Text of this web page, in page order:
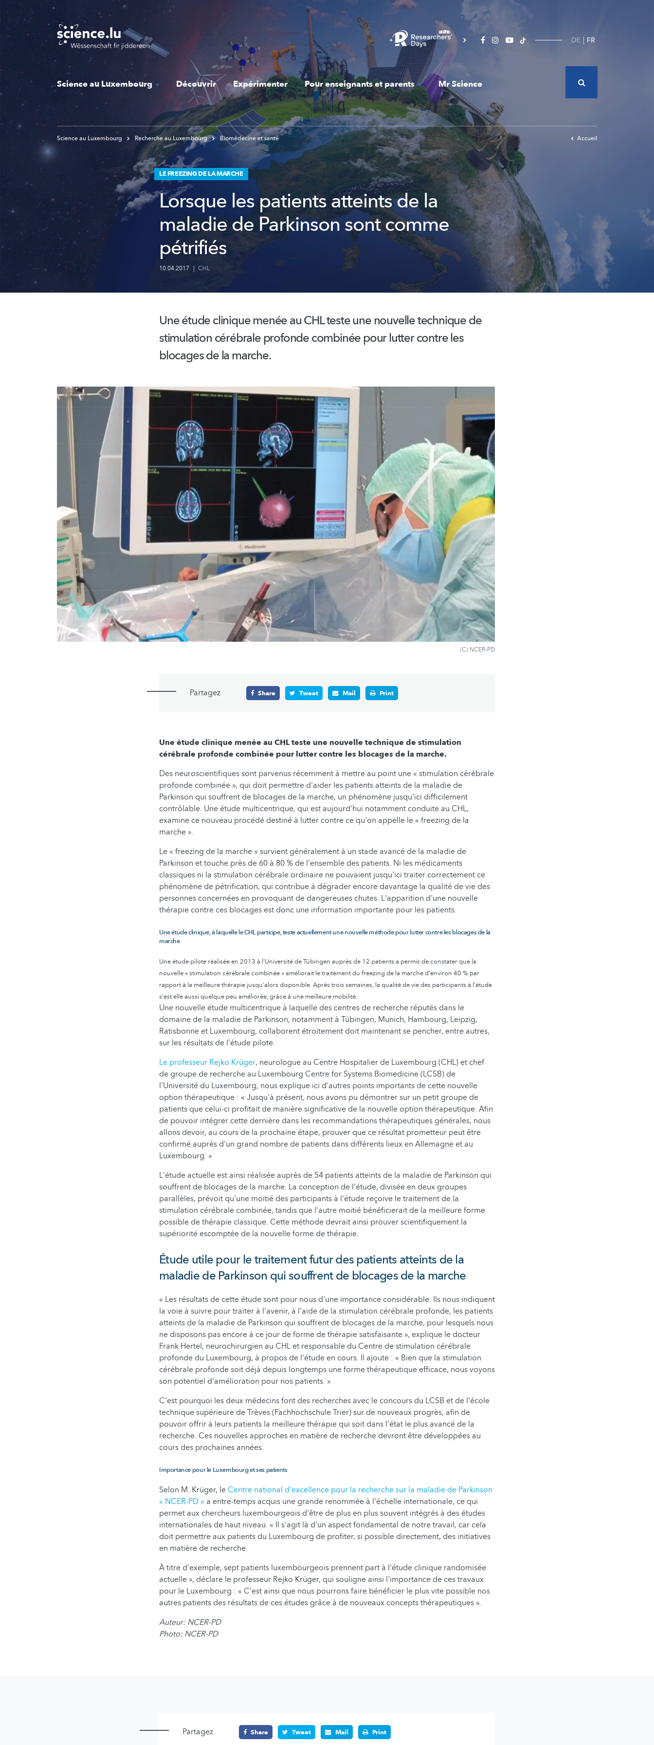
Skip
to
main
content
DE FR
Science au Luxembourg Découvrir Expérimenter Pour enseignants et parents Mr Science
Science au Luxembourg Recherche au Luxembourg Biomédecine et santé Accueil
LE FREEZING DE LA MARCHE
Lorsque les patients atteints de la
maladie de Parkinson sont comme
pétrifiés
10.04.2017 | CHL
Une étude clinique menée au CHL teste une nouvelle technique de
stimulation cérébrale profonde combinée pour lutter contre les
blocages de la marche.
(C) NCER-PD
Partagez Share Tweet Mail Print
Une étude clinique menée au CHL teste une nouvelle technique de stimulation
cérébrale profonde combinée pour lutter contre les blocages de la marche.
Des neuroscientifiques sont parvenus récemment à mettre au point une « stimulation cérébrale
profonde combinée », qui doit permettre d'aider les patients atteints de la maladie de
Parkinson qui souffrent de blocages de la marche, un phénomène jusqu'ici difficilement
contrôlable. Une étude multicentrique, qui est aujourd'hui notamment conduite au CHL,
examine ce nouveau procédé destiné à lutter contre ce qu'on appelle le « freezing de la
marche ».
Le « freezing de la marche » survient généralement à un stade avancé de la maladie de
Parkinson et touche près de 60 à 80 % de l'ensemble des patients. Ni les médicaments
classiques ni la stimulation cérébrale ordinaire ne pouvaient jusqu'ici traiter correctement ce
phénomène de pétrification, qui contribue à dégrader encore davantage la qualité de vie des
personnes concernées en provoquant de dangereuses chutes. L'apparition d'une nouvelle
thérapie contre ces blocages est donc une information importante pour les patients.
Une étude clinique, à laquelle le CHL participe, teste actuellement une nouvelle méthode pour lutter contre les blocages de la
marche
Une étude pilote réalisée en 2013 à l'Université de Tübingen auprès de 12 patients a permis de constater que la
nouvelle « stimulation cérébrale combinée » améliorait le traitement du freezing de la marche d'environ 40 % par
rapport à la meilleure thérapie jusqu'alors disponible. Après trois semaines, la qualité de vie des participants à l'étude
s'est elle aussi quelque peu améliorée, grâce à une meilleure mobilité.
Une nouvelle étude multicentrique à laquelle des centres de recherche réputés dans le
domaine de la maladie de Parkinson, notamment à Tübingen, Munich, Hambourg, Leipzig,
Ratisbonne et Luxembourg, collaborent étroitement doit maintenant se pencher, entre autres,
sur les résultats de l'étude pilote.
Le professeur Rejko Krüger, neurologue au Centre Hospitalier de Luxembourg (CHL) et chef
de groupe de recherche au Luxembourg Centre for Systems Biomedicine (LCSB) de
l'Université du Luxembourg, nous explique ici d'autres points importants de cette nouvelle
option thérapeutique : « Jusqu'à présent, nous avons pu démontrer sur un petit groupe de
patients que celui-ci profitait de manière significative de la nouvelle option thérapeutique. Afin
de pouvoir intégrer cette dernière dans les recommandations thérapeutiques générales, nous
allons devoir, au cours de la prochaine étape, prouver que ce résultat prometteur peut être
confirmé auprès d'un grand nombre de patients dans différents lieux en Allemagne et au
Luxembourg. »
L'étude actuelle est ainsi réalisée auprès de 54 patients atteints de la maladie de Parkinson qui
souffrent de blocages de la marche. La conception de l'étude, divisée en deux groupes
parallèles, prévoit qu'une moitié des participants à l'étude reçoive le traitement de la
stimulation cérébrale combinée, tandis que l'autre moitié bénéficierait de la meilleure forme
possible de thérapie classique. Cette méthode devrait ainsi prouver scientifiquement la
supériorité escomptée de la nouvelle forme de thérapie.
Étude utile pour le traitement futur des patients atteints de la
maladie de Parkinson qui souffrent de blocages de la marche
« Les résultats de cette étude sont pour nous d'une importance considérable. Ils nous indiquent
la voie à suivre pour traiter à l'avenir, à l'aide de la stimulation cérébrale profonde, les patients
atteints de la maladie de Parkinson qui souffrent de blocages de la marche, pour lesquels nous
ne disposons pas encore à ce jour de forme de thérapie satisfaisante », explique le docteur
Frank Hertel, neurochirurgien au CHL et responsable du Centre de stimulation cérébrale
profonde du Luxembourg, à propos de l'étude en cours. Il ajoute : « Bien que la stimulation
cérébrale profonde soit déjà depuis longtemps une forme thérapeutique efficace, nous voyons
son potentiel d'amélioration pour nos patients. »
C'est pourquoi les deux médecins font des recherches avec le concours du LCSB et de l'école
technique supérieure de Trèves (Fachhochschule Trier) sur de nouveaux progrès, afin de
pouvoir offrir à leurs patients la meilleure thérapie qui soit dans l'état le plus avancé de la
recherche. Ces nouvelles approches en matière de recherche devront être développées au
cours des prochaines années.
Importance pour le Luxembourg et ses patients
Selon M. Krüger, le Centre national d'excellence pour la recherche sur la maladie de Parkinson
« NCER-PD » a entre-temps acquis une grande renommée à l'échelle internationale, ce qui
permet aux chercheurs luxembourgeois d'être de plus en plus souvent intégrés à des études
internationales de haut niveau. « Il s'agit là d'un aspect fondamental de notre travail, car cela
doit permettre aux patients du Luxembourg de profiter, si possible directement, des initiatives
en matière de recherche.
À titre d'exemple, sept patients luxembourgeois prennent part à l'étude clinique randomisée
actuelle », déclare le professeur Rejko Krüger, qui souligne ainsi l'importance de ces travaux
pour le Luxembourg : « C'est ainsi que nous pourrons faire bénéficier le plus vite possible nos
autres patients des résultats de ces études grâce à de nouveaux concepts thérapeutiques ».
Auteur: NCER-PD
Photo: NCER-PD
Partagez Share Tweet Mail Print